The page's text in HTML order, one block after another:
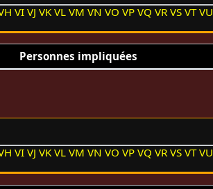
VI VJ VK VL VM VN VO VP VQ VR VS VT VU
Personnes impliquées
VI VJ VK VL VM VN VO VP VQ VR VS VT VU